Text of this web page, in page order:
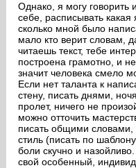
Однако, я могу говорить
себе, расписывать какая
сколько мной было
мало кто верит словам,
читаешь текст, тебе
построена грамотно, и
значит человека смело
Если нет таланта к
стену, писать днями,
пролет, ничего не
можно отточить
писать общими словами,
стиль (писать по
боли скучно и
свой особенный,